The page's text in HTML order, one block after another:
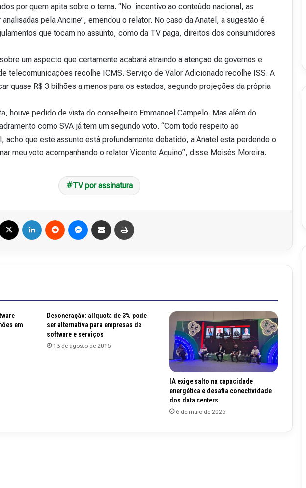
por quem apita sobre o tema. “No incentivo ao conteúdo nacional, as
pela Ancine”, emendou o relator. No caso da Anatel, a sugestão é
que tocam no assunto, como da TV paga, direitos dos consumidores
um aspecto que certamente acabará atraindo a atenção de governos e
telecomunicações recolhe ICMS. Serviço de Valor Adicionado recolhe ISS. A
quase R$ 3 bilhões a menos para os estados, segundo projeções da própria
houve pedido de vista do conselheiro Emmanoel Campelo. Mas além do
como SVA já tem um segundo voto. “Com todo respeito ao
acho que este assunto está profundamente debatido, a Anatel esta perdendo o
meu voto acompanhando o relator Vicente Aquino”, disse Moisés Moreira.
TV por assinatura
em
Desoneração: alíquota de 3% pode
ser alternativa para empresas de
software e serviços
13 de agosto de 2015
IA exige salto na capacidade
energética e desafia conectividade
dos data centers
6 de maio de 2026
t
a
A
b
e
t
8
15 de outubro de 2025
A
b
e
0
16 de julho de 2026